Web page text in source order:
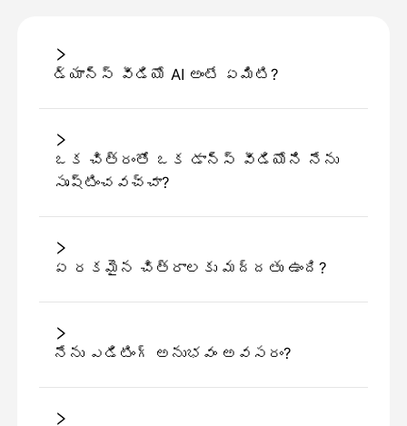
డ్యాన్స్ వీడియో AI అంటే ఏమిటి?
ఒక చిత్రంతో ఒక డాన్స్ వీడియోని నేను
సృష్టించవచ్చా?
ఏ రకమైన చిత్రాలకు మద్దతు ఉంది?
నేను ఎడిటింగ్ అనుభవం అవసరం?